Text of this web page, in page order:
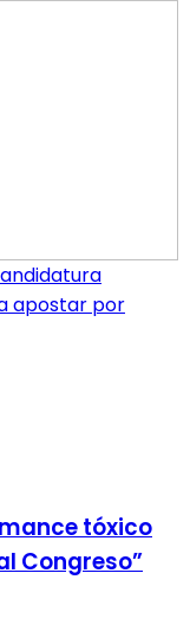
apostar por
tóxico
Congreso”